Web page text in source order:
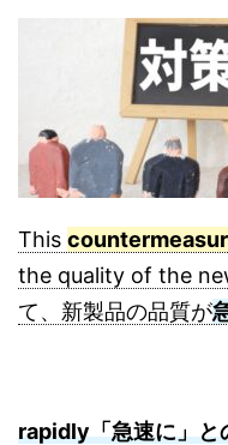
This
the quality of the
て、新製品の品質が
rapidly「急速に」と